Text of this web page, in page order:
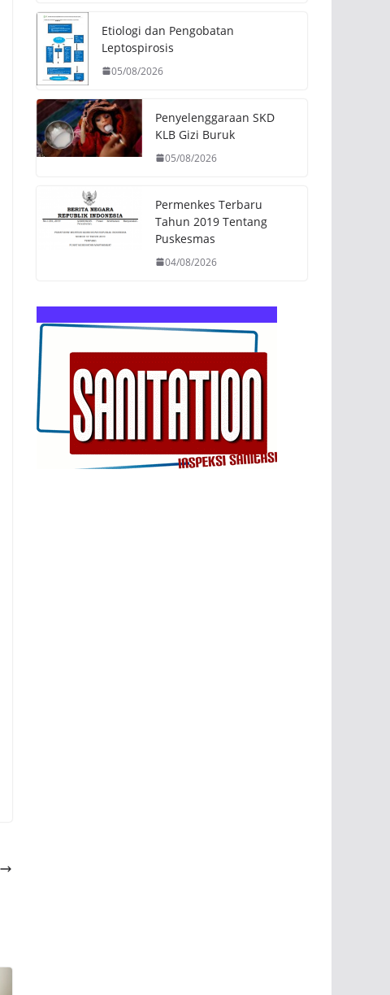
Etiologi dan Pengobatan
Leptospirosis
05/08/2026
Penyelenggaraan SKD
KLB Gizi Buruk
05/08/2026
Permenkes Terbaru
Tahun 2019 Tentang
Puskesmas
04/08/2026